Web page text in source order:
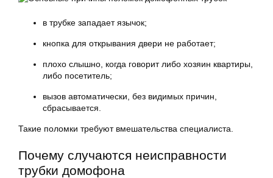
в трубке западает язычок;
кнопка для открывания двери не работает;
плохо слышно, когда говорит либо хозяин квартиры,
либо посетитель;
вызов автоматически, без видимых причин,
сбрасывается.
Такие поломки требуют вмешательства специалиста.
Почему случаются неисправности
трубки домофона